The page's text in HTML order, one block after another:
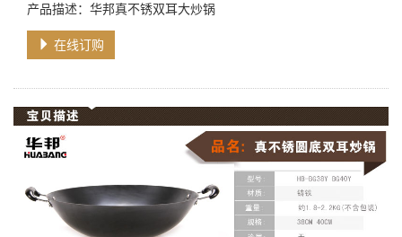
产品描述：华邦真不锈双耳大炒锅
在线订购